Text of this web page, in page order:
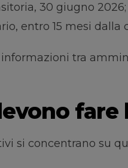
30 giugno 2026;
entro 15 mesi dalla
tra
si concentrano su